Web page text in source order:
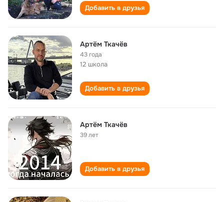
Добавить в друзья
Артём Ткачёв
43 года
12 школа
Добавить в друзья
Артём Ткачёв
39 лет
Добавить в друзья